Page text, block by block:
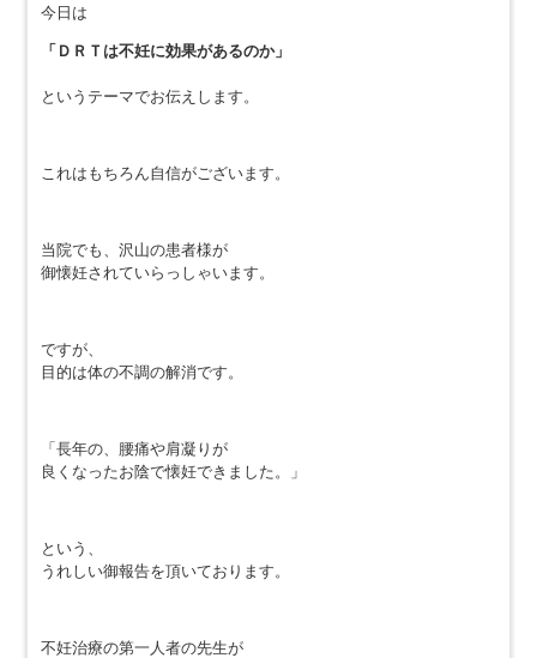
今日は
「ＤＲＴは不妊に効果があるのか」
というテーマでお伝えします。
これはもちろん自信がございます。
当院でも、沢山の患者様が
御懐妊されていらっしゃいます。
ですが、
目的は体の不調の解消です。
「長年の、腰痛や肩凝りが
良くなったお陰で懐妊できました。」
という、
うれしい御報告を頂いております。
不妊治療の第一人者の先生が